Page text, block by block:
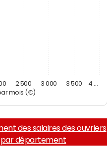
mois (€)
2 500 3 000 3 500 4 …
des salaires des ouvriers
par département